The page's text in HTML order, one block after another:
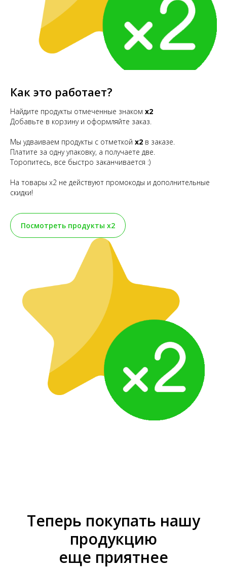
Как это работает?
Найдите продукты отмеченные знаком х2
Добавьте в корзину и оформляйте заказ.
Мы удваиваем продукты с отметкой х2 в заказе.
Платите за одну упаковку, а получаете две.
Торопитесь, все быстро заканчивается :)
На товары х2 не действуют промокоды и дополнительные
скидки!
Посмотреть продукты х2
Теперь покупать нашу
продукцию
еще приятнее